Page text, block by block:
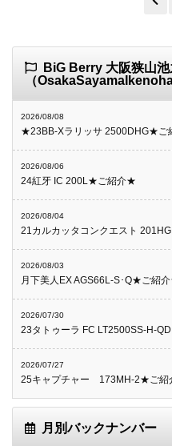
BiG Berry 大阪狭山
（
2026/08/08
★23BB-Xラリッサ 2500DHG★ご
2026/08/06
24紅牙 IC 200L★ご紹介★
2026/08/04
21カルカッタコンクエスト
2026/08/03
月下美人EX AGS66L-S･Q★ご紹
2026/07/30
23タトゥーラ FC LT2500SS-H-
2026/07/27
25キャプチャー 173MH-2★ご
月別バックナンバー